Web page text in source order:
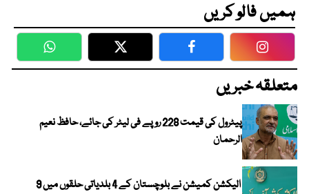
ہمیں فالو کریں
WhatsApp Twitter Facebook
متعلقہ خبریں
پیٹرول کی قیمت 228 روپے فی لیٹر کی جائے، حافظ نعیم
الرحمان
الیکشن کمیشن نے بلوچستان کے 4 بلدیاتی حلقوں میں 9